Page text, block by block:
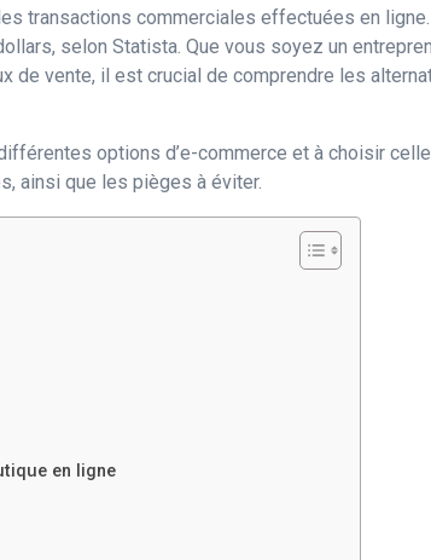
transactions commerciales effectuées en
selon Statista. Que vous soyez un
de vente, il est crucial de comprendre les
options d’e-commerce et à choisir
ainsi que les pièges à éviter.
en ligne